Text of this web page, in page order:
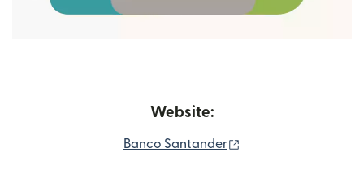
Website:
Banco Santander